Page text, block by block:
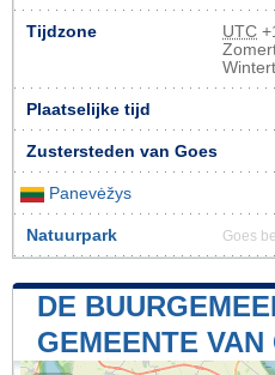
Tijdzone UTC
Plaatselijke tijd
Zustersteden van Goes
Panevėžys
Natuurpark Goes
DE
GEMEENTE VAN